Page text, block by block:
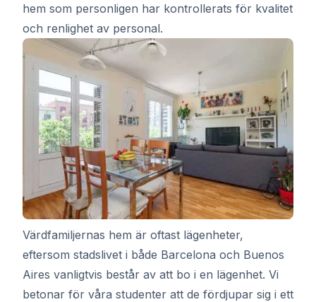
hem som personligen har kontrollerats för kvalitet
och renlighet av personal.
Värdfamiljernas hem är oftast lägenheter,
eftersom stadslivet i både Barcelona och Buenos
Aires vanligtvis består av att bo i en lägenhet. Vi
betonar för våra studenter att de fördjupar sig i ett